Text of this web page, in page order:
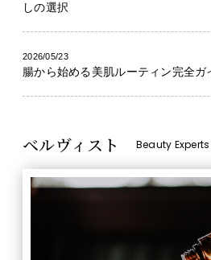
しの選択
2026/05/23
腸から始める美肌ルーティン完全ガ
ベルヴィスト Beauty Experts